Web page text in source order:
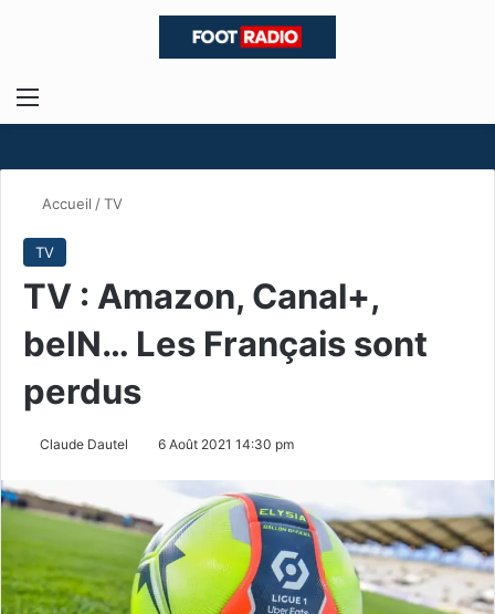
Menu
Accueil /TV
TV
TV : Amazon, Canal+,
beIN… Les Français sont
perdus
Claude Dautel 6 Août 2021 14:30 pm